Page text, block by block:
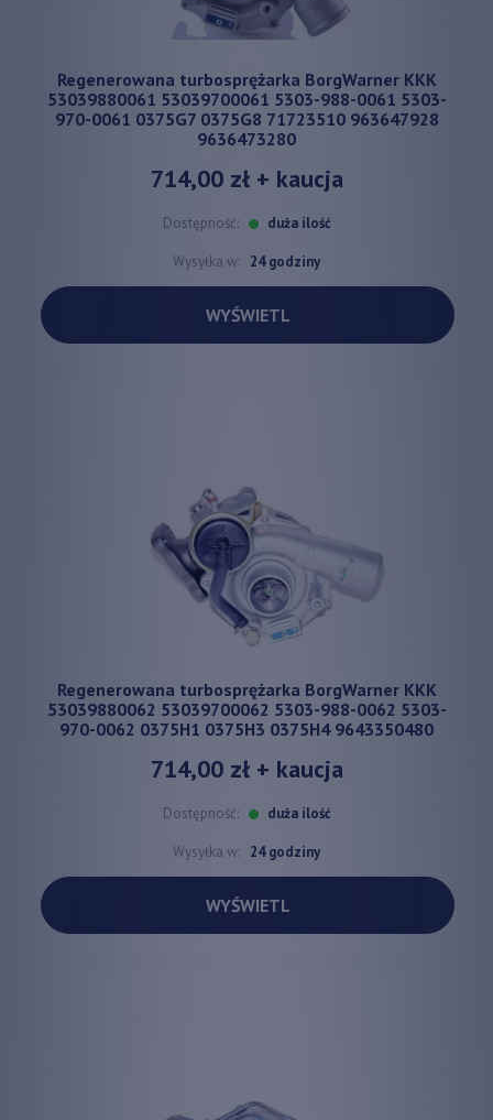
Regenerowana turbosprężarka BorgWarner KKK
53039880061 53039700061 5303-988-0061 5303-
970-0061 0375G7 0375G8 71723510 963647928
9636473280
714,00 zł+ kaucja
Dostępność: duża ilość
Wysyłka w: 24 godziny
WYŚWIETL
Regenerowana turbosprężarka BorgWarner KKK
53039880062 53039700062 5303-988-0062 5303-
970-0062 0375H1 0375H3 0375H4 9643350480
714,00 zł+ kaucja
Dostępność: duża ilość
Wysyłka w: 24 godziny
WYŚWIETL